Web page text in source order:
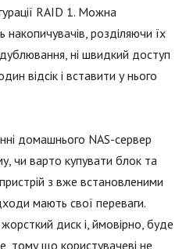
RAID 1. Можна
накопичувачів, розділяючи їх
дублювання, ні швидкий доступ
відсік і вставити у нього
домашнього NAS-сервер
чи варто купувати блок та
з вже встановленими
мають свої переваги.
диск і, ймовірно, буде
тому що користувачеві не